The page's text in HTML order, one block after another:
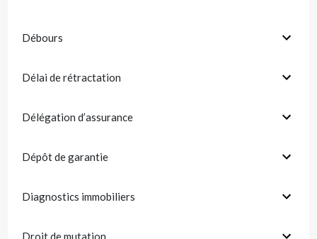
Débours
Délai de rétractation
Délégation d’assurance
Dépôt de garantie
Diagnostics immobiliers
Droit de mutation